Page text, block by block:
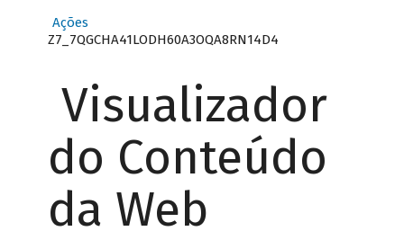
Ações
Z7_7QGCHA41LODH60A3OQA8RN14D4
Visualizador
do Conteúdo
da Web